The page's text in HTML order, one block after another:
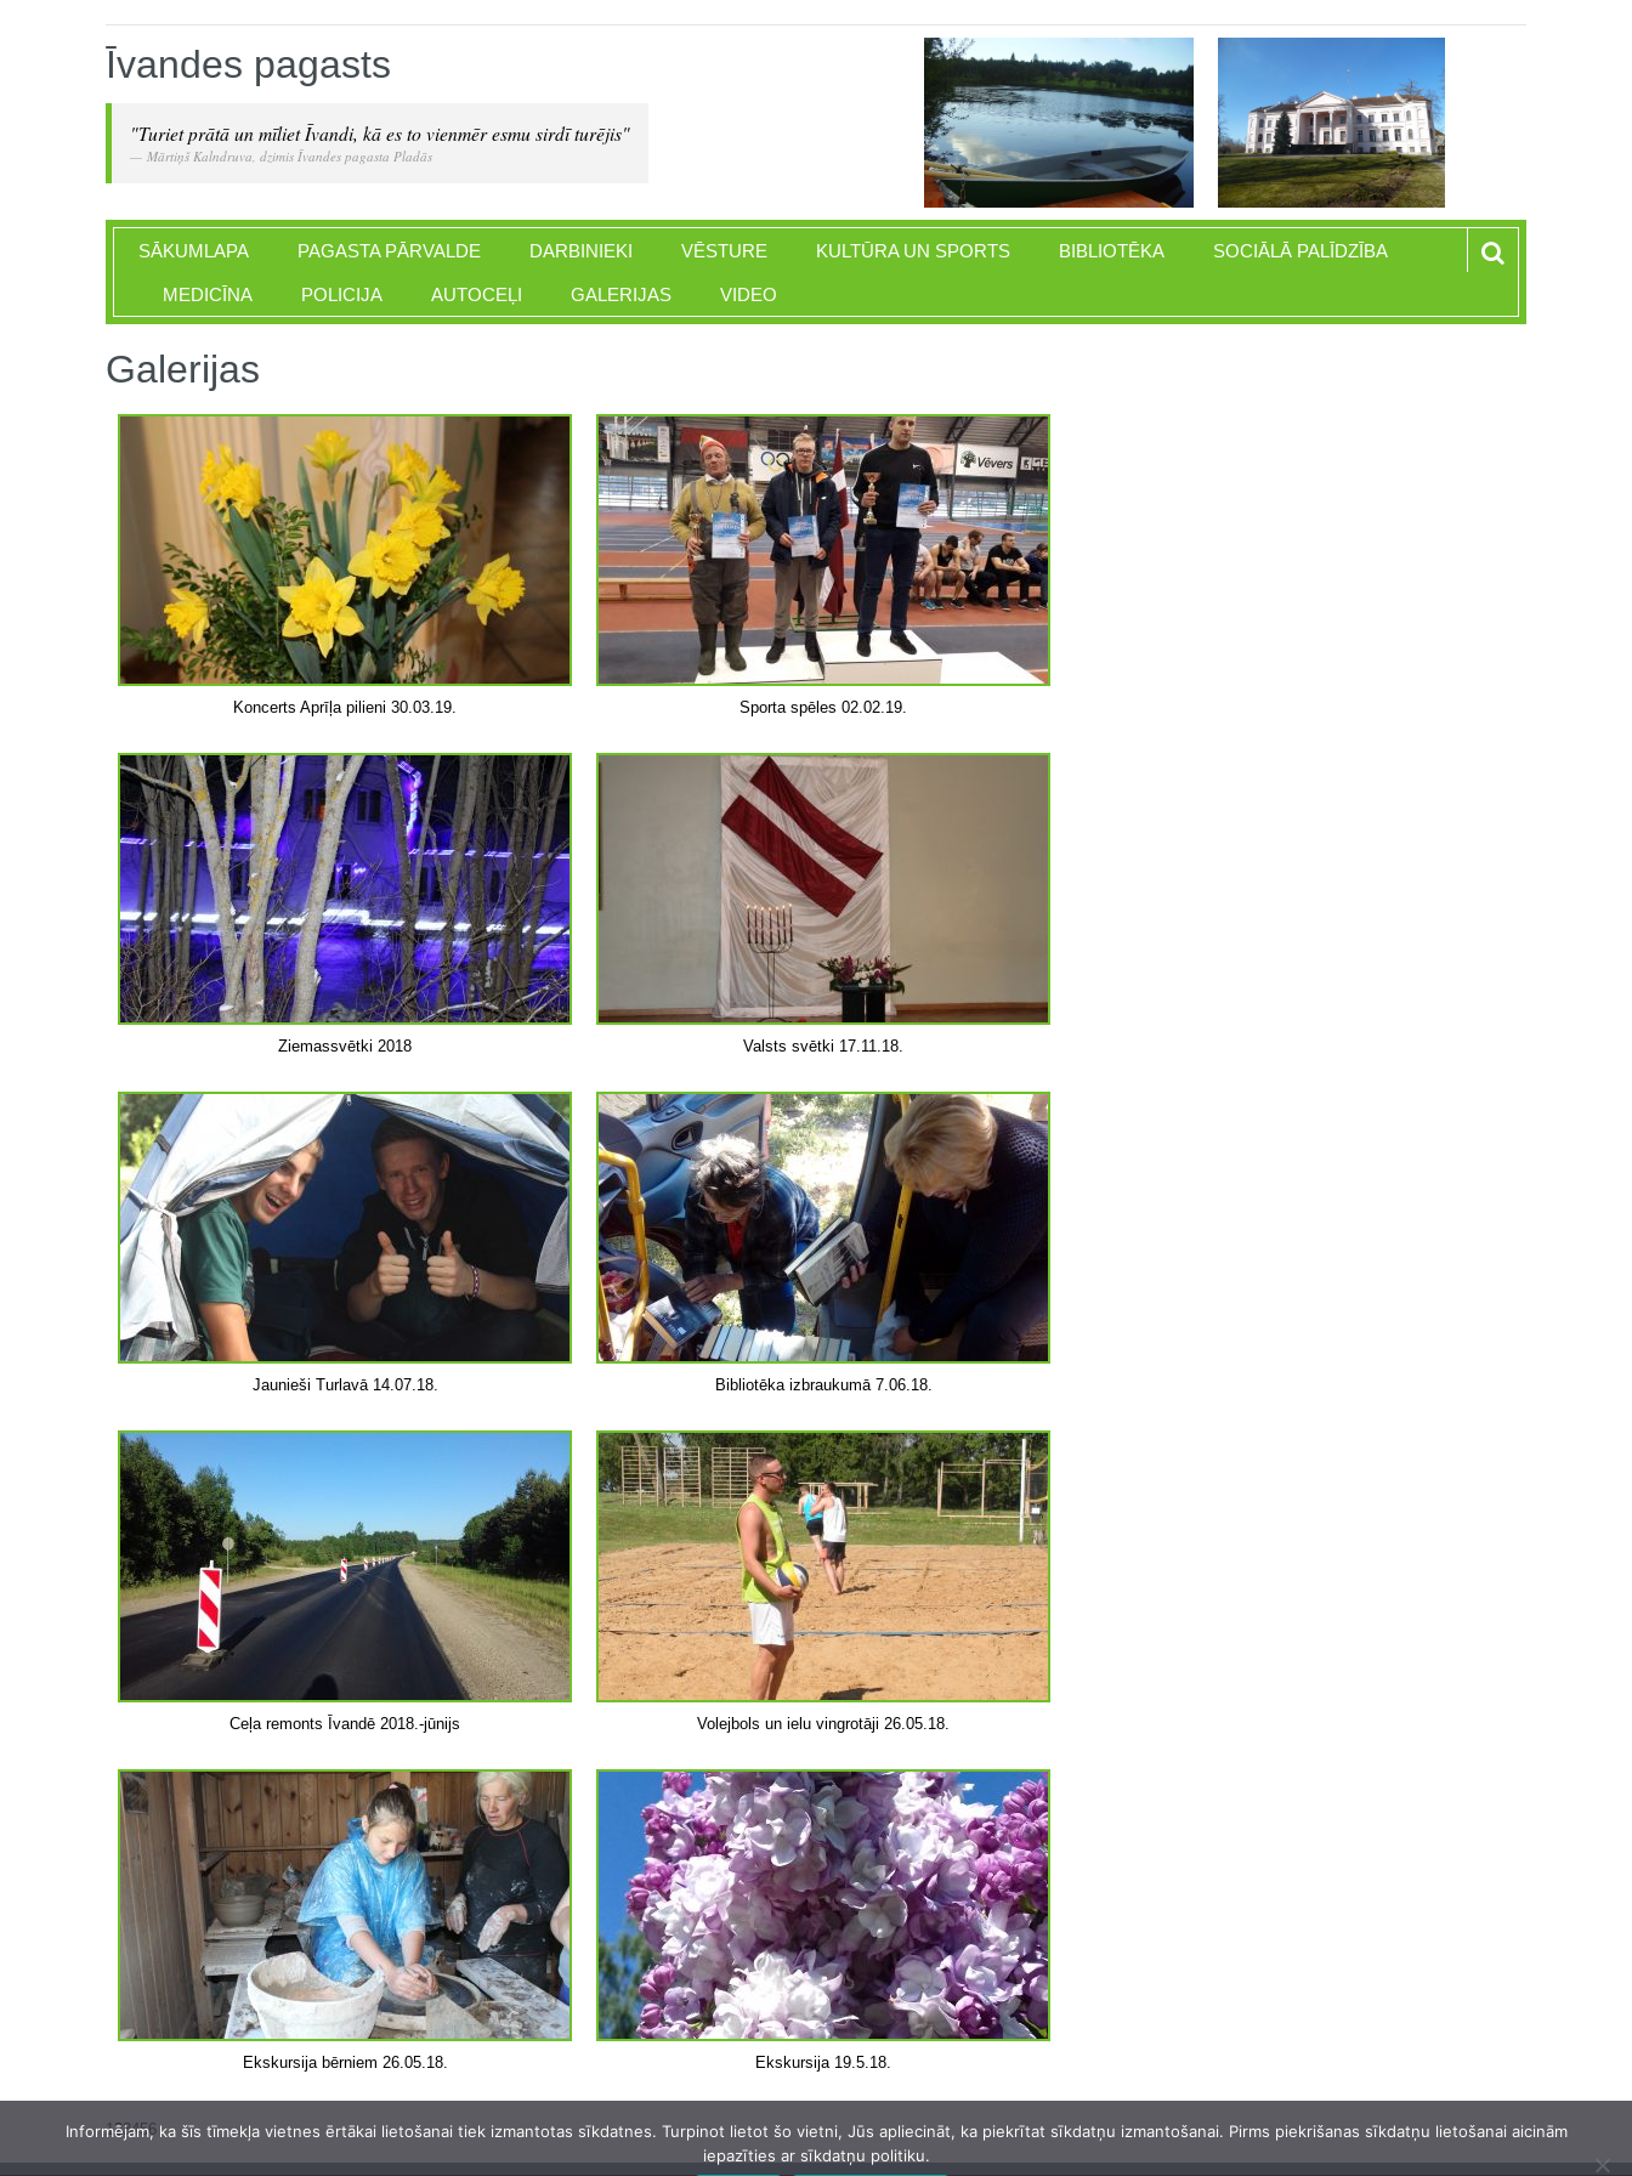
Īvandes pagasts
"Turiet prātā un mīliet Īvandi, kā es to vienmēr esmu sirdī turējis"
Mārtiņš Kalndruva, dzimis Īvandes pagasta Pladās
SĀKUMLAPA PAGASTA PĀRVALDE DARBINIEKI VĒSTURE KULTŪRA UN SPORTS BIBLIOTĒKA SOCIĀLĀ PALĪDZĪBA
MEDICĪNA POLICIJA AUTOCEĻI GALERIJAS VIDEO
Galerijas
Koncerts Aprīļa pilieni 30.03.19. Sporta spēles 02.02.19.
Ziemassvētki 2018 Valsts svētki 17.11.18.
Jaunieši Turlavā 14.07.18. Bibliotēka izbraukumā 7.06.18.
Ceļa remonts Īvandē 2018.-jūnijs Volejbols un ielu vingrotāji 26.05.18.
Ekskursija bērniem 26.05.18. Ekskursija 19.5.18.
123456
Informējam, ka šīs tīmekļa vietnes ērtākai lietošanai tiek izmantotas sīkdatnes. Turpinot lietot šo vietni, Jūs apliecināt, ka piekrītat sīkdatņu izmantošanai. Pirms piekrišanas sīkdatņu lietošanai aicinām
iepazīties ar sīkdatņu politiku.